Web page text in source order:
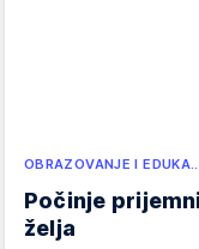
OBRAZOVANJE I EDUKA…
Počinje
želja